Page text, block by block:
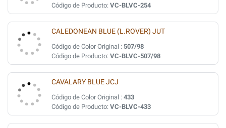
Código de Producto: VC-BLVC-254
CALEDONEAN BLUE (L.ROVER) JUT
Código de Color Original : 507/98
Código de Producto: VC-BLVC-507/98
CAVALARY BLUE JCJ
Código de Color Original : 433
Código de Producto: VC-BLVC-433